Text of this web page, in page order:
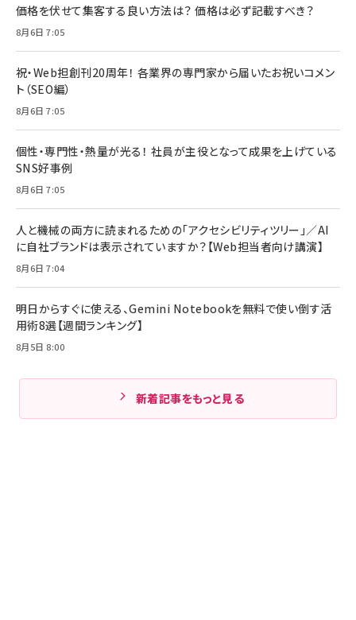
価格を伏せて集客する良い方法は？ 価格は必ず記載すべき？
8月6日 7:05
祝・Web担創刊20周年！ 各業界の専門家から届いたお祝いコメン
ト（SEO編）
8月6日 7:05
個性・専門性・熱量が光る！ 社員が主役となって成果を上げている
SNS好事例
8月6日 7:05
人と機械の両方に読まれるための「アクセシビリティツリー」／AI
に自社ブランドは表示されていますか？【Web担当者向け講演】
8月6日 7:04
明日からすぐに使える、Gemini Notebookを無料で使い倒す活
用術8選【週間ランキング】
8月5日 8:00
新着記事をもっと見る